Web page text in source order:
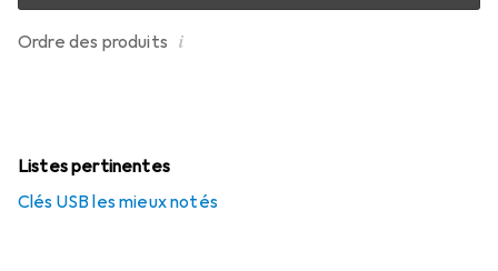
Ordre des produits i
Listes pertinentes
Clés USB les mieux notés